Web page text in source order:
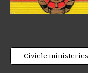
Civiele ministeries